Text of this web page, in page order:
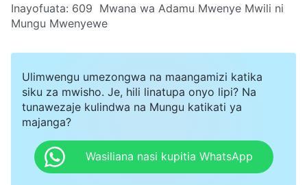
Inayofuata: 609 Mwana wa Adamu Mwenye Mwili ni
Mungu Mwenyewe
Ulimwengu umezongwa na maangamizi katika
siku za mwisho. Je, hili linatupa onyo lipi? Na
tunawezaje kulindwa na Mungu katikati ya
majanga?
Wasiliana nasi kupitia WhatsApp